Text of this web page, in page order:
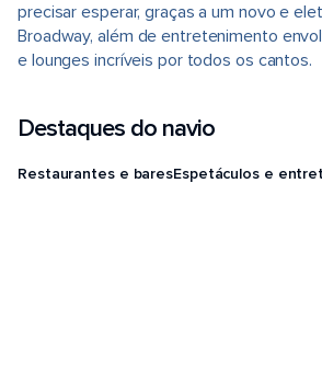
precisar esperar, graças a um novo e
Broadway, além de entretenimento
e lounges incríveis por todos os cantos.
Destaques do navio
Restaurantes e baresEspetáculos e